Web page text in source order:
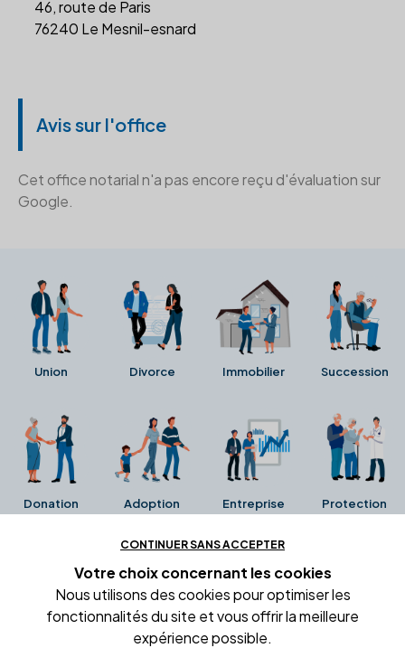
46, route de Paris
76240 Le Mesnil-esnard
Avis sur l'office
Cet office notarial n'a pas encore reçu d'évaluation sur
Google.
Union Divorce Immobilier Succession
Donation Adoption Entreprise Protection
Ces avis proviennent directement de la fiche Google
Business de l'office notarial. Ils n'ont ni été collectés ni
été vérifiés par Alexia.fr.
CONTINUER SANS ACCEPTER
Votre choix concernant les cookies
Nous utilisons des cookies pour optimiser les
fonctionnalités du site et vous offrir la meilleure
expérience possible.